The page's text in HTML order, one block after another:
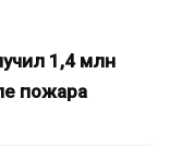
1,4 млн
пожара